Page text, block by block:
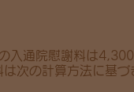
入通院慰謝料は
次の計算方法に基づ